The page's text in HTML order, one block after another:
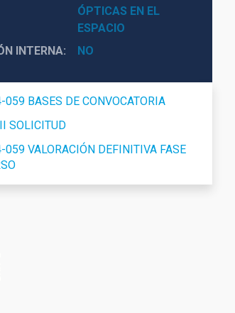
ÓPTICAS EN EL
ESPACIO
INTERNA
NO
BASES DE CONVOCATORIA
SOLICITUD
VALORACIÓN DEFINITIVA FASE